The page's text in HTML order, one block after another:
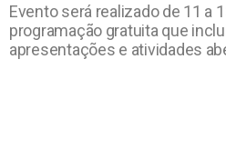
Evento será realizado de 11 a
programação gratuita que
apresentações e atividades